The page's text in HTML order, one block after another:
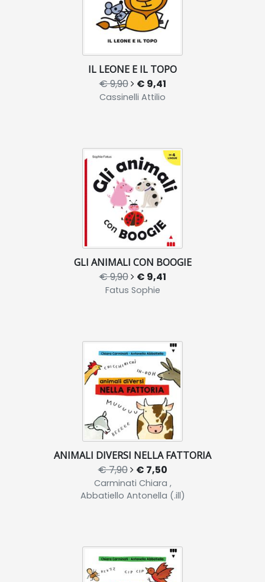
IL LEONE E IL TOPO
€ 9,90 € 9,41
Cassinelli Attilio
GLI ANIMALI CON BOOGIE
€ 9,90 € 9,41
Fatus Sophie
ANIMALI DIVERSI NELLA FATTORIA
€ 7,90 € 7,50
Carminati Chiara ,
Abbatiello Antonella (.ill)